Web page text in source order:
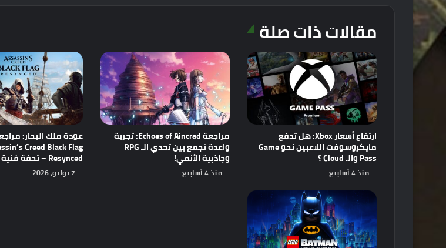
مقالات ذات صلة
ارتفاع أسعار Xbox: هل تدفع
مايكروسوفت اللاعبين نحو Game
Pass والـ Cloud ؟
منذ 4 أسابيع
مراجعة Echoes of Aincrad: تجربة
واعدة تجمع بين تحدي الـ RPG
وجاذبية الأنمي!
منذ 4 أسابيع
عودة ملك البحار:
Creed Black Flag
Resynced – تحفة فنية أعيد إحياؤها!
7 يوليو، 2026